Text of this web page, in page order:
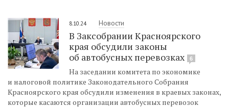
8.10.24 Новости
В Заксобрании Красноярского
края обсудили законы
об автобусных перевозках
6
На заседании комитета по экономике
и налоговой политике Законодательного Собрания
Красноярского края обсудили изменения в краевых законах,
которые касаются организации автобусных перевозок